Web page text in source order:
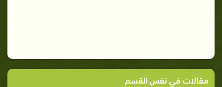
مقالات في نفس القسم